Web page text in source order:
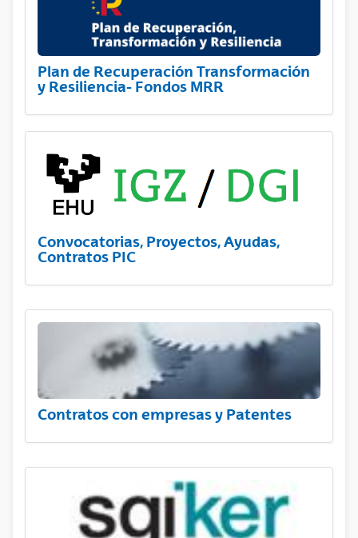
Plan de Recuperación Transformación
y Resiliencia- Fondos MRR
Convocatorias, Proyectos, Ayudas,
Contratos PIC
Contratos con empresas y Patentes